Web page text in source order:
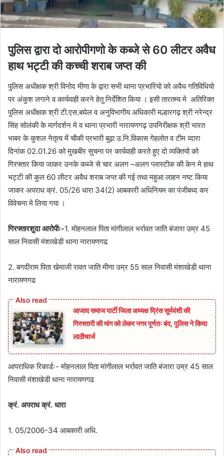
पुलिस द्वारा दो आरोपीगणो के कब्जे से 60 लीटर अवैध
हाथ भट्टी की कच्ची शराब जप्त की
पुलिस अधीक्षक श्री विनोद मीणा के द्वारा सभी थाना प्रभारियो को अवैध गतिविधियो
पर अंकुश लगाने व कार्यवाही करने हेतु निर्देशित किया । इसी तारतम्य मे अतिरिक्त
पुलिस अधीक्षक श्री टी.एस.बघेल व अनुविभागीय अधिकारी मल्हारगढ़ श्री नरेन्द्र
सिंह सोलंकी के मार्गदर्शन मे व थाना प्रभारी नारायणगढ़ उपनिरीक्षक श्री भारत
भाबर के कुशल नेतृत्व में चौकी प्रभारी बुढ़ा उ.नि.विकास गेहलोत व टीम व्दारा
दिनांक 02.01.26 को मुखबीर सुचना पर कार्यवाही करते हुए दो व्यक्तियो को
गिरफ्तार किया जाकर उनके कब्जे से चार अलग –अलग प्लास्टीक की केन मे हाथ
भट्टी की कुल 60 लीटर अवैध शराब जप्त की गई तथा महुआ लाहन नष्ट किया
जाकर अपराध क्रं. 05/26 धारा 34(2) आबकारी अधिनियम का पंजीबध्द कर
विवेचना मे लिया गया ।
गिरफ्तारशुदा आरोपीः-1. मोहनलाल पिता मांगीलाल भर्रावत जाति बंजारा उम्र 45
साल निवासी मंशाखेडी थाना नारायणगढ
2. बगदीराम पिता खेमाजी रावत जाति मीणा उम्र 55 साल निवासी मंशाखेडी थाना
नारायणगढ
आजाद समाज पार्टी जिला अध्यक्ष प्रिंस सूर्यवंशी की
गिरफ्तारी की मांग को लेकर नगर पूर्णतः बंद, पुलिस ने किया
लाठीचार्ज
आपराधिक रिकार्डः- मोहनलाल पिता मांगीलाल भर्रावत जाति बंजारा उम्र 45 साल
निवासी मंशाखेडी थाना नारायणगढ
क्रं. अपराध क्रं. धारा
1. 05/2006-34 आबकारी अधि.